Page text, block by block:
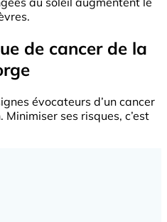
de cancer de la
évocateurs d’un cancer
Minimiser ses risques, c’est